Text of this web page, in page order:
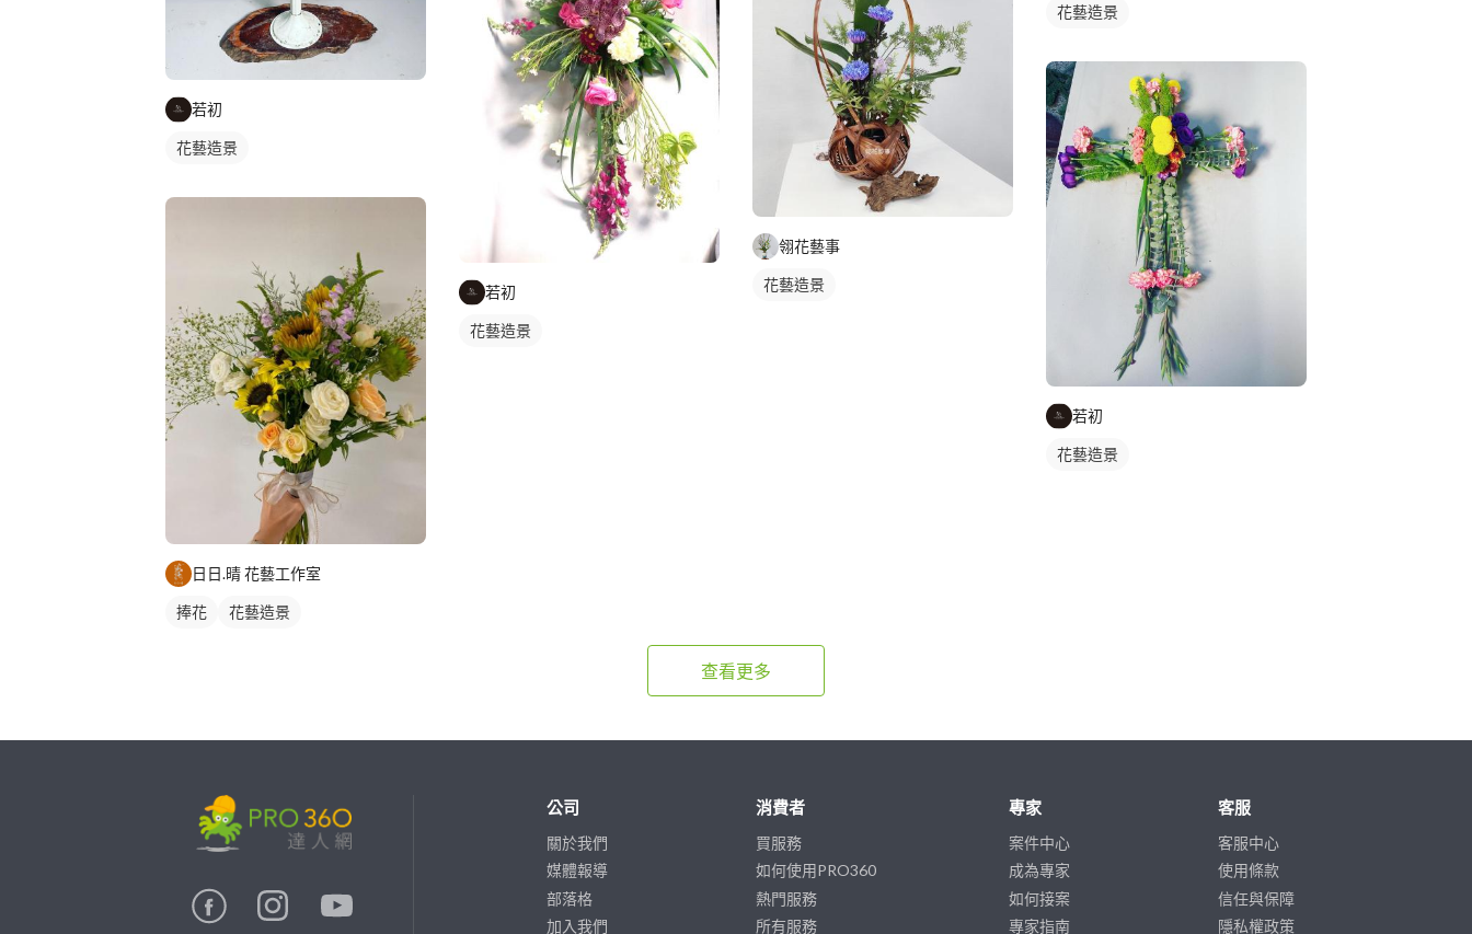
若初
花藝造景
日日.晴 花藝工作室
捧花 花藝造景
若初
花藝造景
翎花藝事
花藝造景
花藝造景
若初
花藝造景
查看更多
公司
關於我們
媒體報導
部落格
加入我們
消費者
買服務
如何使用PRO360
熱門服務
所有服務
專家
案件中心
成為專家
如何接案
專家指南
客服
客服中心
使用條款
信任與保障
隱私權政策